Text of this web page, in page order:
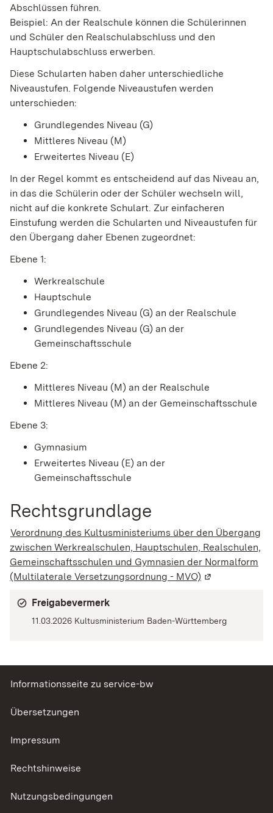
Abschlüssen führen.
Beispiel: An der Realschule können die Schülerinnen
und Schüler den Realschulabschluss und den
Hauptschulabschluss erwerben.
Diese Schularten haben daher unterschiedliche
Niveaustufen. Folgende Niveaustufen werden
unterschieden:
Grundlegendes Niveau (G)
Mittleres Niveau (M)
Erweitertes Niveau (E)
In der Regel kommt es entscheidend auf das Niveau an,
in das die Schülerin oder der Schüler wechseln will,
nicht auf die konkrete Schulart. Zur einfacheren
Einstufung werden die Schularten und Niveaustufen für
den Übergang daher Ebenen zugeordnet:
Ebene 1:
Werkrealschule
Hauptschule
Grundlegendes Niveau (G) an der Realschule
Grundlegendes Niveau (G) an der
Gemeinschaftsschule
Ebene 2:
Mittleres Niveau (M) an der Realschule
Mittleres Niveau (M) an der Gemeinschaftsschule
Ebene 3:
Gymnasium
Erweitertes Niveau (E) an der
Gemeinschaftsschule
Rechtsgrundlage
Verordnung des Kultusministeriums über den Übergang
zwischen Werkrealschulen, Hauptschulen, Realschulen,
Gemeinschaftsschulen und Gymnasien der Normalform
(Multilaterale Versetzungsordnung - MVO) (Wird in einem
Freigabevermerk
11.03.2026 Kultusministerium Baden-Württemberg
Informationsseite zu service-bw
Übersetzungen
Impressum
Rechtshinweise
Nutzungsbedingungen